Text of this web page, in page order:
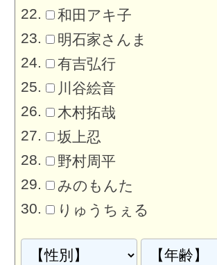
和田アキ子
明石家さんま
有吉弘行
川谷絵音
木村拓哉
坂上忍
野村周平
みのもんた
りゅうちぇる